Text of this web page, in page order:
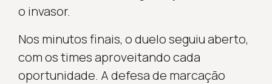
o invasor.
Nos minutos finais, o duelo seguiu aberto,
com os times aproveitando cada
oportunidade. A defesa de marcação